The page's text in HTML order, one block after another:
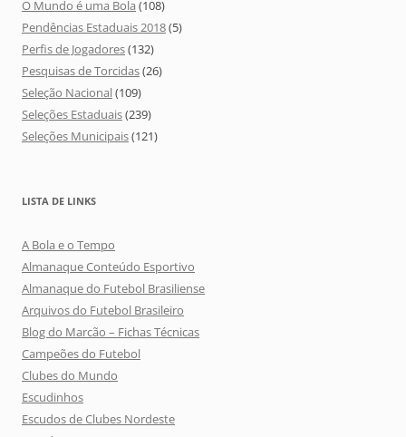
O Mundo é uma Bola (108)
Pendências Estaduais 2018(5)
Perfis de Jogadores(132)
Pesquisas de Torcidas(26)
Seleção Nacional(109)
Seleções Estaduais(239)
Seleções Municipais(121)
LISTA DE LINKS
A Bola e o Tempo
Almanaque Conteúdo Esportivo
Almanaque do Futebol Brasiliense
Arquivos do Futebol Brasileiro
Blog do Marcão – Fichas Técnicas
Campeões do Futebol
Clubes do Mundo
Escudinhos
Escudos de Clubes Nordeste